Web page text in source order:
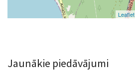
Leaflet
Jaunākie piedāvājumi